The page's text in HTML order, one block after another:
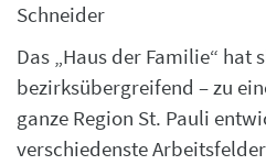
Schneider
Das „Haus der Familie“ hat
bezirksübergreifend – zu
ganze Region St. Pauli
verschiedenste